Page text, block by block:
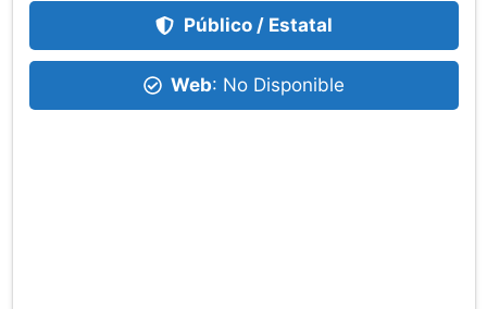
Público / Estatal
Web: No Disponible